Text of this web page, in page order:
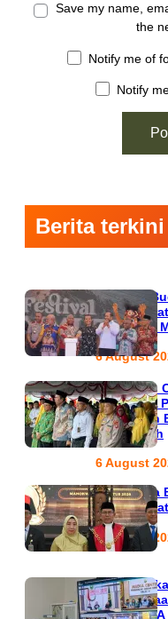
Save my name,
the
Notify me of
Notify
Berita terkini
Semarak
Papua
Raimuti di
6 August
666 Tahun
Ketua PTA
Bersejarah
Pemerintah
6 August
PTA Papua
Papua Barat
6 August
Rapat
Hukum